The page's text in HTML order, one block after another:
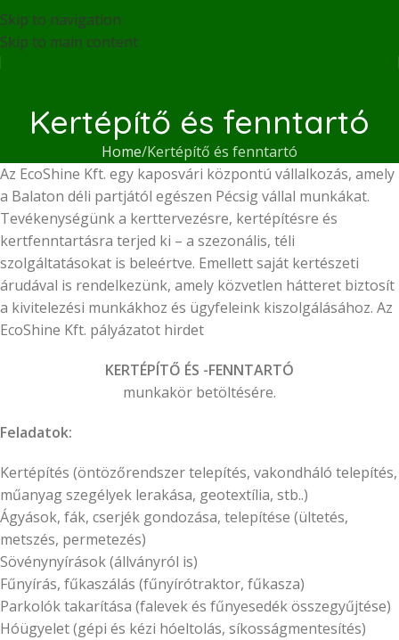
Skip to navigation
Skip to main content
Kertépítő és fenntartó
Home Kertépítő és fenntartó
Az EcoShine Kft. egy kaposvári központú vállalkozás, amely
a Balaton déli partjától egészen Pécsig vállal munkákat.
Tevékenységünk a kerttervezésre, kertépítésre és
kertfenntartásra terjed ki – a szezonális, téli
szolgáltatásokat is beleértve. Emellett saját kertészeti
árudával is rendelkezünk, amely közvetlen hátteret biztosít
a kivitelezési munkákhoz és ügyfeleink kiszolgálásához. Az
EcoShine Kft. pályázatot hirdet
KERTÉPÍTŐ ÉS -FENNTARTÓ
munkakör betöltésére.
Feladatok:
Kertépítés (öntözőrendszer telepítés, vakondháló telepítés,
műanyag szegélyek lerakása, geotextília, stb..)
Ágyások, fák, cserjék gondozása, telepítése (ültetés,
metszés, permetezés)
Sövénynyírások (állványról is)
Fűnyírás, fűkaszálás (fűnyírótraktor, fűkasza)
Parkolók takarítása (falevek és fűnyesedék összegyűjtése)
Hóügyelet (gépi és kézi hóeltolás, síkosságmentesítés)